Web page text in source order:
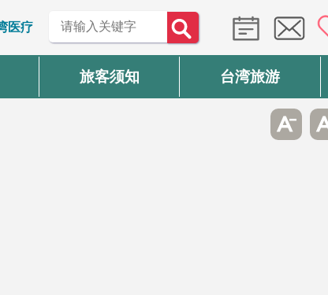
医疗
旅客须知 台湾旅游